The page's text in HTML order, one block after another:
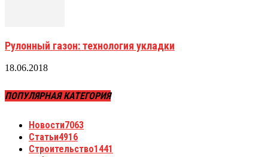
Рулонный газон: технология укладки
18.06.2018
ПОПУЛЯРНАЯ КАТЕГОРИЯ
Новости7063
Статьи4916
Строительство1441